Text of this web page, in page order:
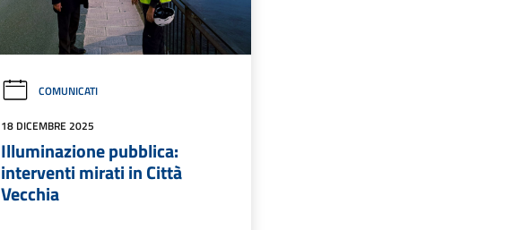
COMUNICATI
18 DICEMBRE 2025
Illuminazione pubblica:
interventi mirati in Città
Vecchia